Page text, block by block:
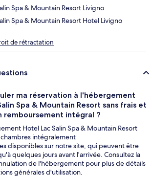
Spa & Mountain Resort Livigno
Spa & Mountain Resort Hotel Livigno
de rétractation
ma réservation à l'hébergement
Spa & Mountain Resort sans frais et
remboursement intégral ?
Hotel Lac Salin Spa & Mountain Resort
intégralement
disponibles sur notre site, qui peuvent être
quelques jours avant l'arrivée. Consultez la
de l'hébergement pour plus de détails
générales d'utilisation.